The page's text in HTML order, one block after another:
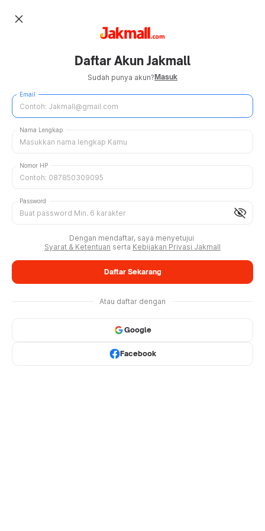
close
Daftar Akun Jakmall
Sudah punya akun?Masuk
Email
Nama Lengkap
Nomor HP
visibility_off
Password
Dengan mendaftar, saya menyetujui
Syarat & Ketentuan serta Kebijakan Privasi Jakmall
Daftar Sekarang
Atau daftar dengan
Google
Facebook